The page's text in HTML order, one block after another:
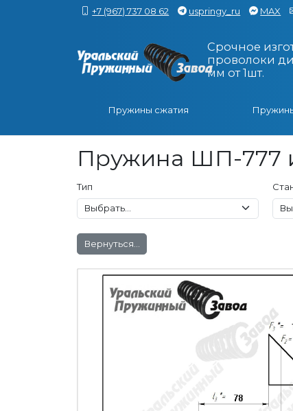
+7 (967) 737 08 62 uspringy_ru MAX
Срочное
проволоки
мм от 1шт.
Пружины сжатия
Пружина ШП-777
Тип
Вернуться...